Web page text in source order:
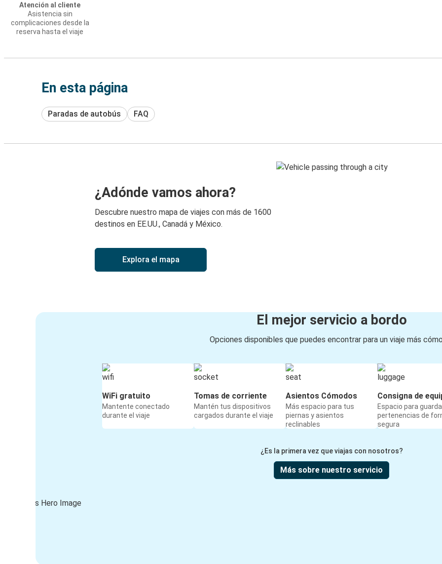
Atención al cliente
Asistencia sin
complicaciones desde la
reserva hasta el viaje
En esta página
Paradas de autobús FAQ
¿Adónde vamos ahora?
Descubre nuestro mapa de viajes con más de 1600
destinos en EE.UU., Canadá y México.
Explora el mapa
El mejor servicio a bordo
Opciones disponibles que puedes encontrar para un viaje más
WiFi gratuito
Mantente conectado
durante el viaje
Tomas de corriente
Mantén tus dispositivos
cargados durante el viaje
Asientos Cómodos
Más espacio para tus
piernas y asientos
reclinables
Consigna de
Espacio para
pertenencias de
segura
¿Es la primera vez que viajas con nosotros?
Más sobre nuestro servicio